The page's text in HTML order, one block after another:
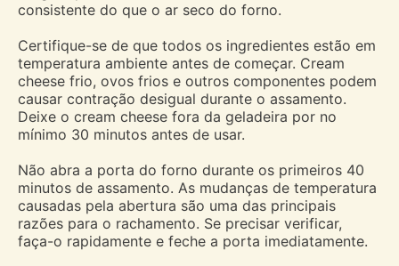
consistente do que o ar seco do forno.
Certifique-se de que todos os ingredientes estão em
temperatura ambiente antes de começar. Cream
cheese frio, ovos frios e outros componentes podem
causar contração desigual durante o assamento.
Deixe o cream cheese fora da geladeira por no
mínimo 30 minutos antes de usar.
Não abra a porta do forno durante os primeiros 40
minutos de assamento. As mudanças de temperatura
causadas pela abertura são uma das principais
razões para o rachamento. Se precisar verificar,
faça-o rapidamente e feche a porta imediatamente.